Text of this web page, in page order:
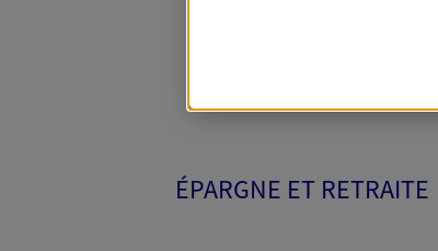
ÉPARGNE ET RETRAITE